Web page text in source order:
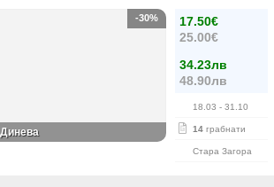
17.50€
25.00€
34.23лв
48.90лв
18.03 - 31.10
14 грабнати
Стара Загора
-30%